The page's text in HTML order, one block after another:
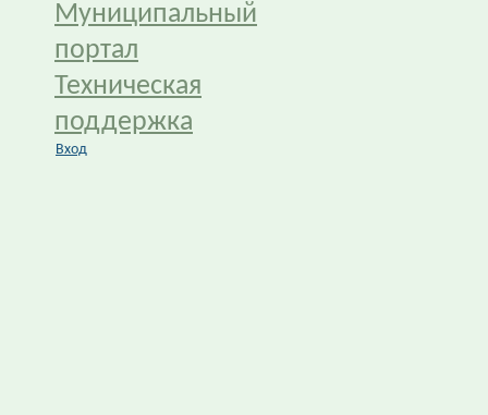
Муниципальный
портал
Техническая
поддержка
Вход